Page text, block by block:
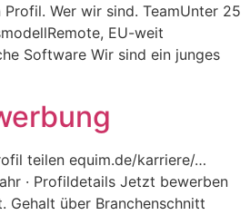
Wer wir sind. TeamUnter 25
EU-weit
Software Wir sind ein junges
teilen equim.de/karriere/…
· Profildetails Jetzt bewerben
Gehalt über Branchenschnitt